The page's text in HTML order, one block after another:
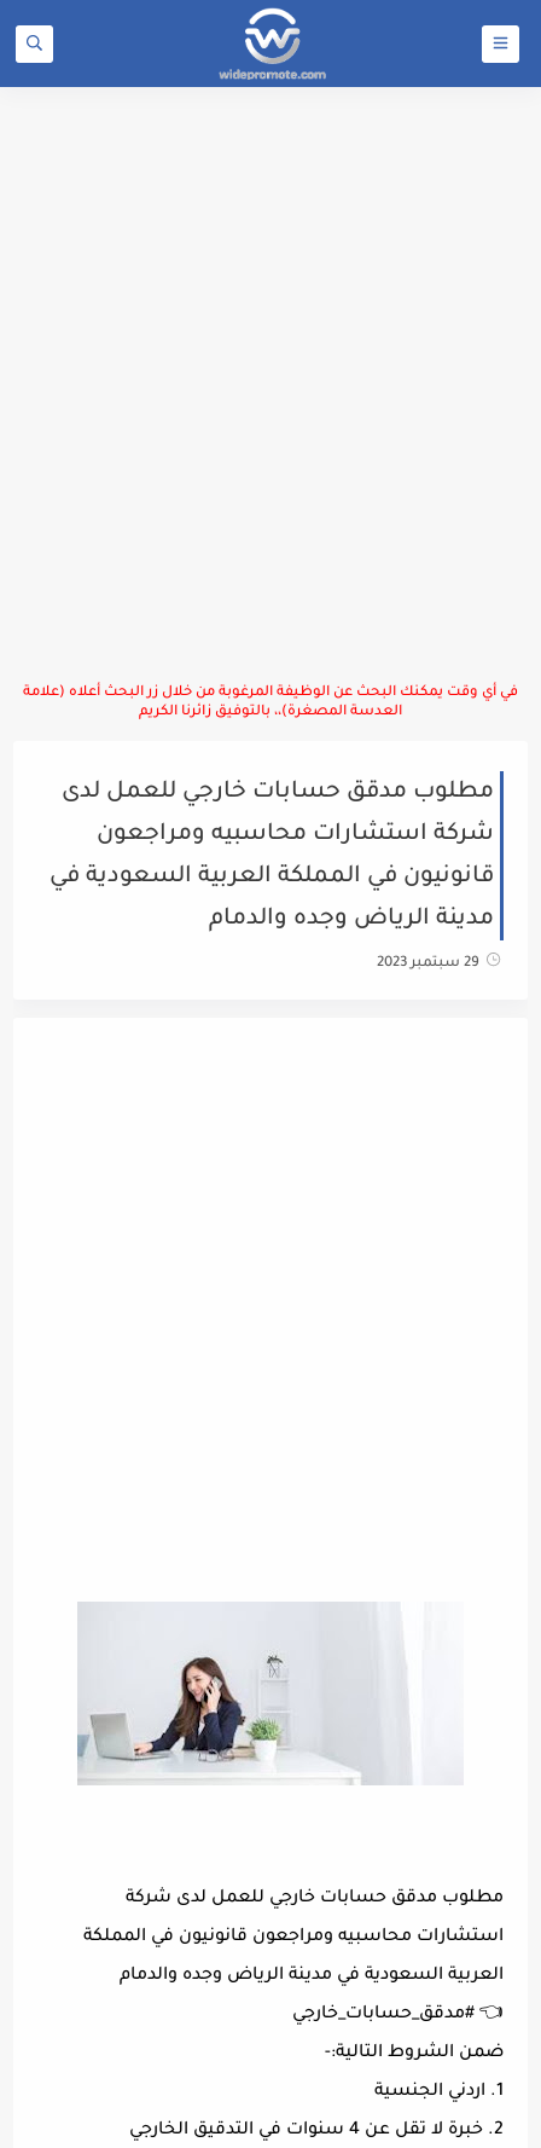
في أي وقت يمكنك البحث عن الوظيفة المرغوبة من خلال زر البحث أعلاه (علامة
العدسة المصغرة)،، بالتوفيق زائرنا الكريم
مطلوب مدقق حسابات خارجي للعمل لدى
شركة استشارات محاسبيه ومراجعون
قانونيون في المملكة العربية السعودية في
مدينة الرياض وجده والدمام
29 سبتمبر 2023
مطلوب مدقق حسابات خارجي للعمل لدى شركة
استشارات محاسبيه ومراجعون قانونيون في المملكة
العربية السعودية في مدينة الرياض وجده والدمام
👈 #مدقق_حسابات_خارجي
ضمن الشروط التالية:-
1. اردني الجنسية
2. خبرة لا تقل عن 4 سنوات في التدقيق الخارجي